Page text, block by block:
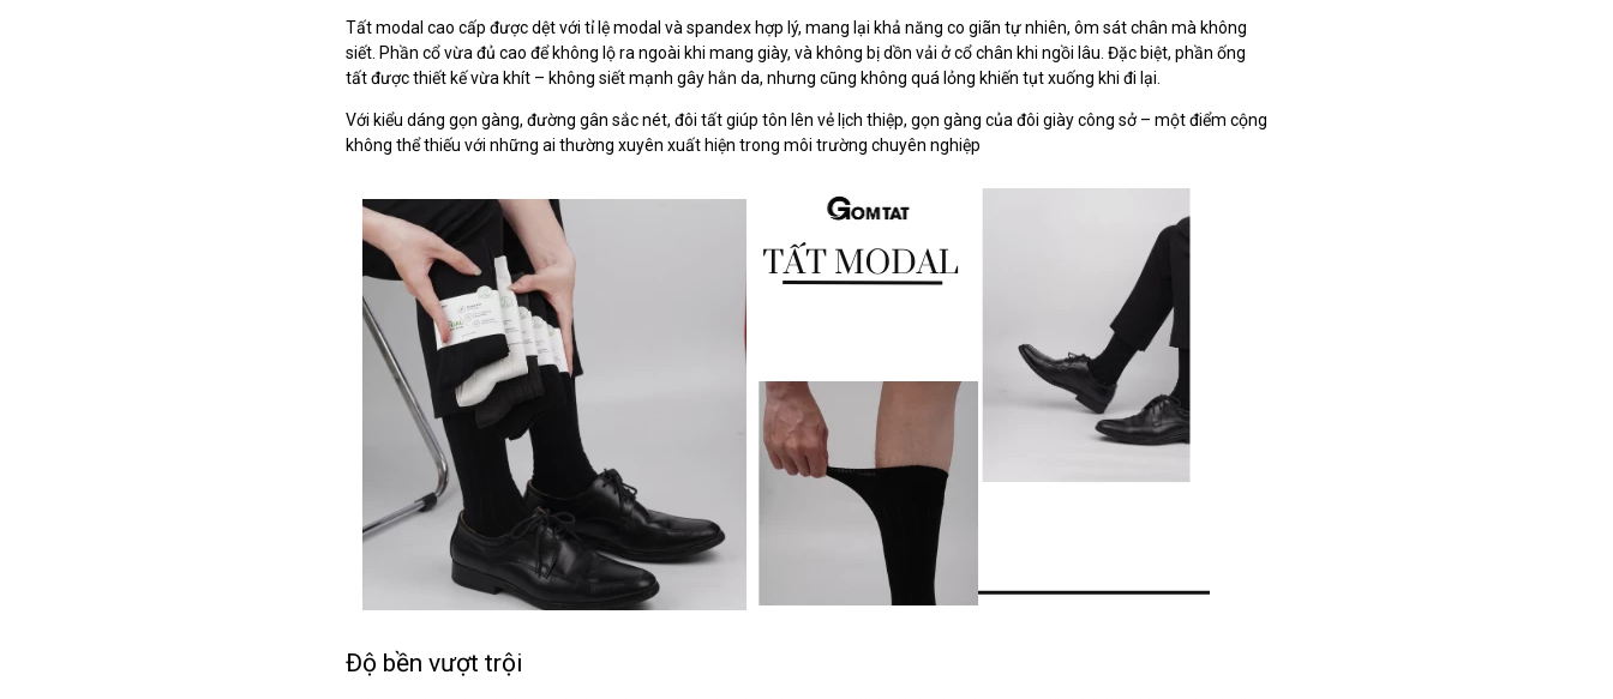
Tất modal cao cấp được dệt với tỉ lệ modal và spandex hợp lý, mang lại khả năng co giãn tự nhiên, ôm sát chân mà không
siết. Phần cổ vừa đủ cao để không lộ ra ngoài khi mang giày, và không bị dồn vải ở cổ chân khi ngồi lâu. Đặc biệt, phần ống
tất được thiết kế vừa khít – không siết mạnh gây hằn da, nhưng cũng không quá lỏng khiến tụt xuống khi đi lại.
Với kiểu dáng gọn gàng, đường gân sắc nét, đôi tất giúp tôn lên vẻ lịch thiệp, gọn gàng của đôi giày công sở – một điểm cộng
không thể thiếu với những ai thường xuyên xuất hiện trong môi trường chuyên nghiệp
Độ bền vượt trội